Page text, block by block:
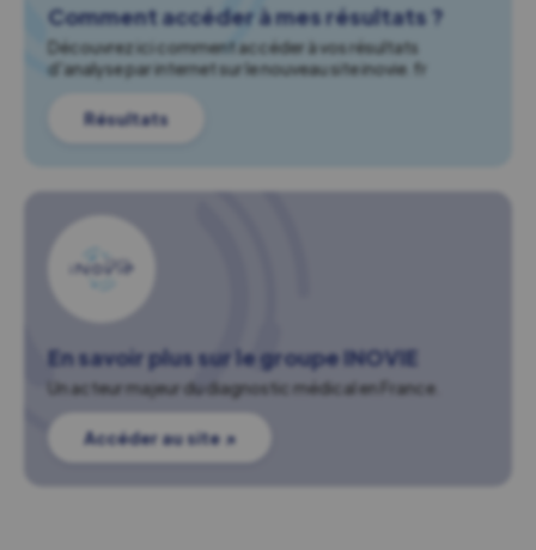
Comment accéder à mes résultats ?
Découvrez ici comment accéder à vos résultats
d'analyse par internet sur le nouveau site inovie.fr
Résultats
En savoir plus sur le groupe INOVIE
Un acteur majeur du diagnostic médical en France.
Accéder au site ↗